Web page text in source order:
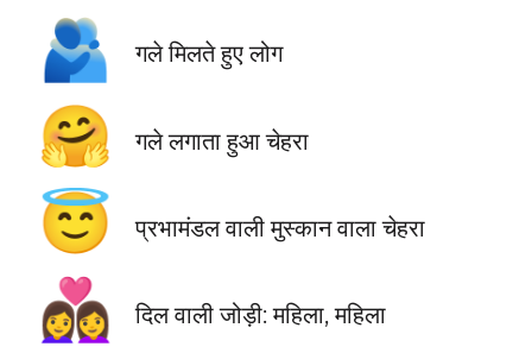
🫂 गले मिलते हुए लोग
🤗 गले लगाता हुआ चेहरा
😇 प्रभामंडल वाली मुस्कान वाला चेहरा
👩‍❤️‍👩 दिल वाली जोड़ी: महिला, महिला